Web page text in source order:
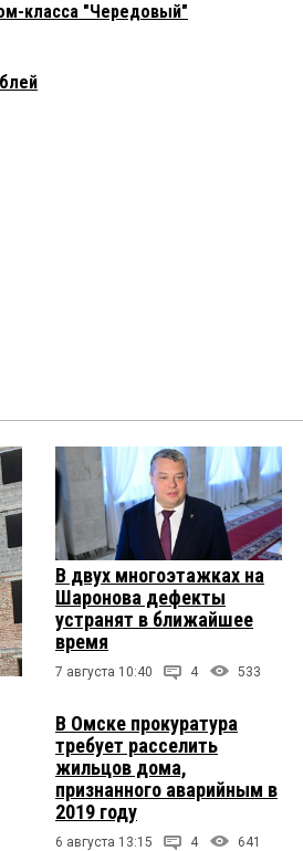
класса "Чередовый"
В двух многоэтажках на
Шаронова дефекты
устранят в ближайшее
время
7 августа 10:40 4 533
В Омске прокуратура
требует расселить
жильцов дома,
признанного аварийным в
2019 году
6 августа 13:15 4 641